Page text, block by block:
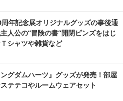
周年記念展オリジナルグッズの事後通
人公の“冒険の書”開閉ピンズをはじ
シャツや雑貨など
グダムハーツ』グッズが発売！部屋
テテコやルームウェアセット